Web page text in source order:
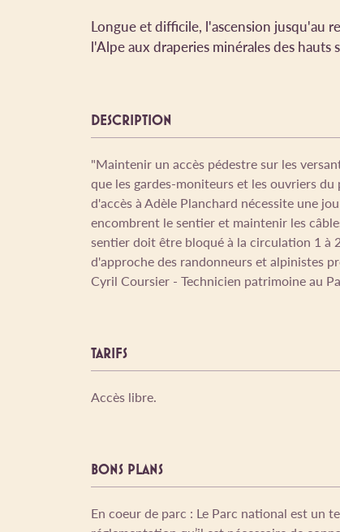
Longue et difficile, l'ascension jusqu'au
l'Alpe aux draperies minérales des hauts
DESCRIPTION
"Maintenir un accès pédestre sur les
que les gardes-moniteurs et les ouvriers
d'accès à Adèle Planchard nécessite une
encombrent le sentier et maintenir les
sentier doit être bloqué à la circulation 1 à
d'approche des randonneurs et alpinistes
Cyril Coursier - Technicien patrimoine au
TARIFS
Accès libre.
BONS PLANS
En coeur de parc : Le Parc national est un